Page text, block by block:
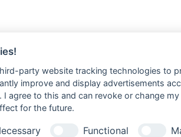
party website tracking technologies to
improve and display advertisements
I agree to this and can revoke or change
for the future.
Functional